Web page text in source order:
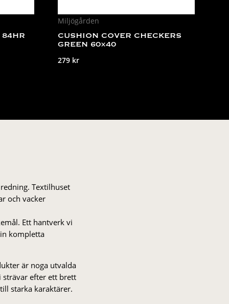
84HR
Miljögården
CUSHION COVER CHECKERS
GREEN 60×40
279 kr
Textilhuset
och vacker
Ett hantverk vi
kompletta
är noga utvalda
strä­var efter ett brett
starka karaktärer.